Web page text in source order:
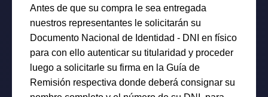
Antes de que su compra le sea entregada
nuestros representantes le solicitarán su
Documento Nacional de Identidad - DNI en físico
para con ello autenticar su titularidad y proceder
luego a solicitarle su firma en la Guía de
Remisión respectiva donde deberá consignar su